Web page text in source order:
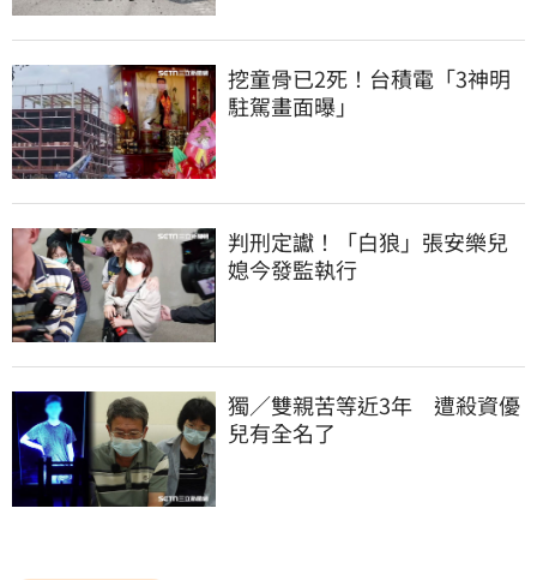
挖童骨已2死！台積電「3神明
駐駕畫面曝」
判刑定讞！「白狼」張安樂兒
媳今發監執行
獨／雙親苦等近3年　遭殺資優
兒有全名了